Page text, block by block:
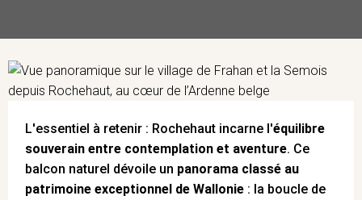
L'essentiel à retenir : Rochehaut incarne l'équilibre
souverain entre contemplation et aventure. Ce
balcon naturel dévoile un panorama classé au
patrimoine exceptionnel de Wallonie : la boucle de